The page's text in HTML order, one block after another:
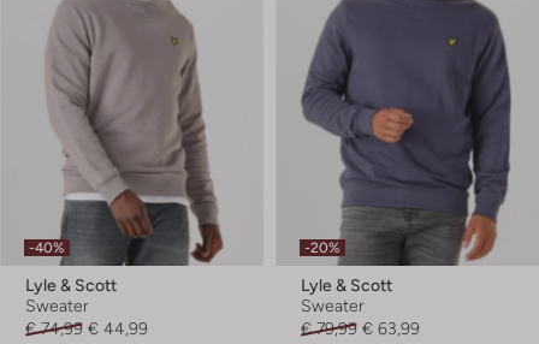
-40%
Lyle & Scott
Sweater
€ 74,99 € 44,99
-20%
Lyle & Scott
Sweater
€ 79,99 € 63,99